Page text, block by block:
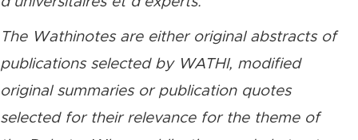
The Wathinotes are either original abstracts of
publications selected by WATHI, modified
original summaries or publication quotes
selected for their relevance for the theme of